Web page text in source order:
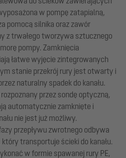
w pompę zatapialną,
pomocą silnika oraz zawór
z trwałego tworzywa sztucznego
pompy. Zamknięcia
łatwe wyjęcie zintegrowanych
stanie przekrój rury jest otwarty i
naturalny spadek do kanału.
przez sondę optyczną,
automatycznie zamknięte i
nie jest już możliwy.
przepływu zwrotnego odbywa
transportuje ścieki do kanału.
w formie spawanej rury PE,